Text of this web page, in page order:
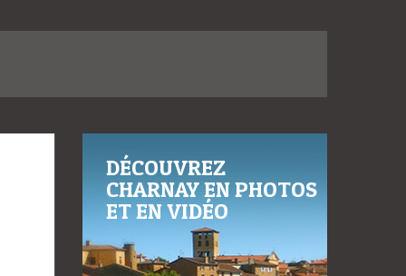
DÉCOUVREZ
CHARNAY EN PHOTOS
ET EN VIDÉO